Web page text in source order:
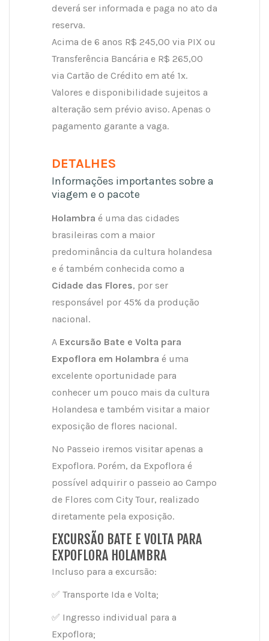
deverá ser informada e paga no ato da
reserva.
Acima de 6 anos R$ 245,00 via PIX ou
Transferência Bancária e R$ 265,00
via Cartão de Crédito em até 1x.
Valores e disponibilidade sujeitos a
alteração sem prévio aviso. Apenas o
pagamento garante a vaga.
DETALHES
Informações importantes sobre a
viagem e o pacote
Holambra é uma das cidades
brasileiras com a maior
predominância da cultura holandesa
e é também conhecida como a
Cidade das Flores, por ser
responsável por 45% da produção
nacional.
A Excursão Bate e Volta para
Expoflora em Holambra é uma
excelente oportunidade para
conhecer um pouco mais da cultura
Holandesa e também visitar a maior
exposição de flores nacional.
No Passeio iremos visitar apenas a
Expoflora. Porém, da Expoflora é
possível adquirir o passeio ao Campo
de Flores com City Tour, realizado
diretamente pela exposição.
EXCURSÃO BATE E VOLTA PARA
EXPOFLORA HOLAMBRA
Incluso para a excursão:
✅ Transporte Ida e Volta;
✅ Ingresso individual para a
Expoflora;